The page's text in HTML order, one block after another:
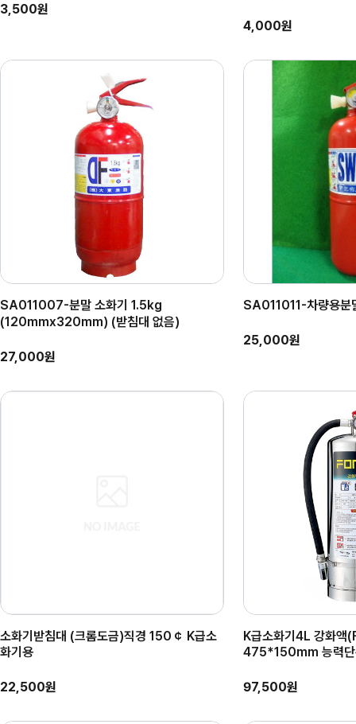
3,500원
4,000원
SA011007-분말 소화기 1.5kg
(120mmx320mm) (받침대 없음)
27,000원
SA011011-차량용
25,000원
소화기받침대 (크롬도금)직경 150￠ K급소
화기용
22,500원
K급소화기4L 강화액
475*150mm 능력단
97,500원